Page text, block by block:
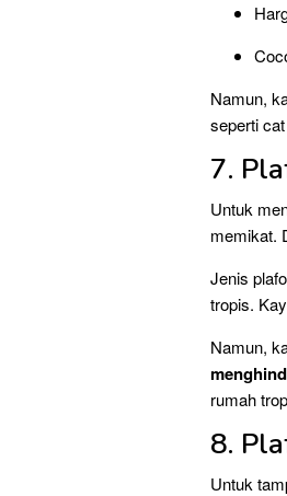
Namun,
seperti
7.
Untuk
memikat.
Jenis
tropis.
Namun,
rumah
8.
Untuk